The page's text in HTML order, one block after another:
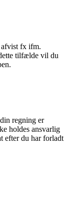
afvist fx ifm.
tilfælde vil du
regning er
holdes ansvarlig
efter du har forladt